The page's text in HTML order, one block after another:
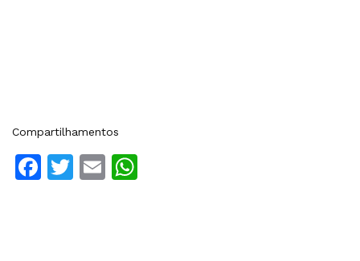
Compartilhamentos
Facebook
Twitter
Email